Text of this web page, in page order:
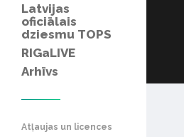
Latvijas
oficiālais
dziesmu TOPS
RIGaLIVE
Arhīvs
Atļaujas un licences